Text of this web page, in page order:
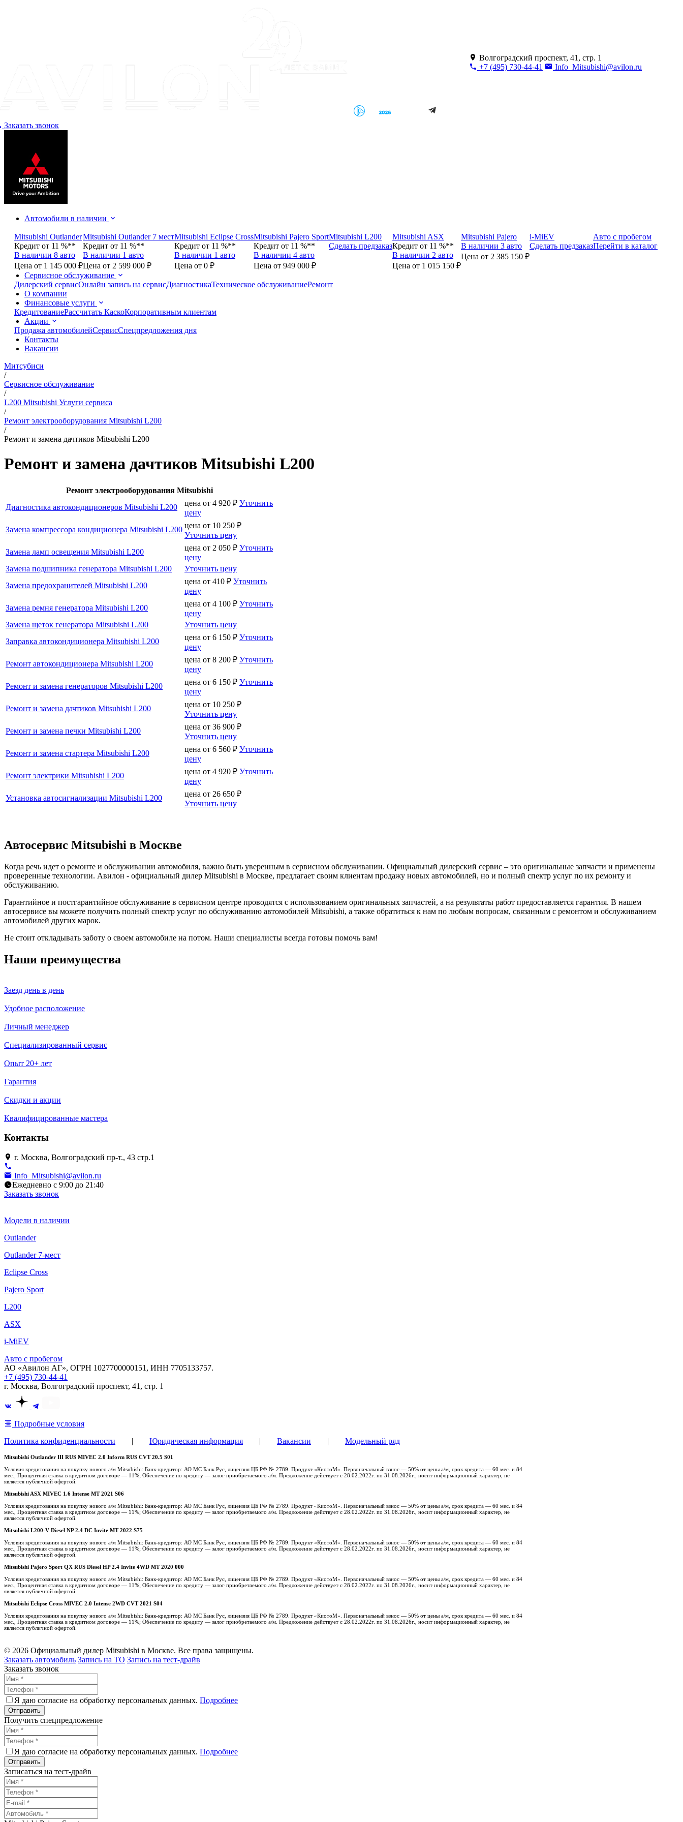
Волгоградский проспект, 41, стр. 1
+7 (495) 730-44-41
Info_Mitsubishi@avilon.ru
Заказать звонок
Автомобили в наличии
Mitsubishi Outlander
Кредит от 11 %**
В наличии 8 авто
Цена от 1 145 000 ₽
Mitsubishi Outlander 7 мест
Кредит от 11 %**
В наличии 1 авто
Цена от 2 599 000 ₽
Mitsubishi Eclipse Cross
Кредит от 11 %**
В наличии 1 авто
Цена от 0 ₽
Mitsubishi Pajero Sport
Кредит от 11 %**
В наличии 4 авто
Цена от 949 000 ₽
Mitsubishi L200
Сделать предзаказ
Mitsubishi ASX
Кредит от 11 %**
В наличии 2 авто
Цена от 1 015 150 ₽
Mitsubishi Pajero
В наличии 3 авто
Цена от 2 385 150 ₽
i-MiEV
Сделать предзаказ
Авто с пробегом
Перейти в каталог
Сервисное обслуживание
Дилерский сервисОнлайн запись на сервисДиагностикаТехническое обслуживаниеРемонт
О компании
Финансовые услуги
КредитованиеРассчитать КаскоКорпоративным клиентам
Акции
Продажа автомобилейСервисСпецпредложения дня
Контакты
Вакансии
Митсубиси
/
Сервисное обслуживание
/
L200 Mitsubishi Услуги сервиса
/
Ремонт электрооборудования Mitsubishi L200
/
Ремонт и замена дачтиков Mitsubishi L200
Ремонт и замена дачтиков Mitsubishi L200
Ремонт электрооборудования Mitsubishi
Диагностика автокондиционеров Mitsubishi L200
цена от 4 920 ₽ Уточнить
цену
Замена компрессора кондиционера Mitsubishi L200 цена от 10 250 ₽
Уточнить цену
Замена ламп освещения Mitsubishi L200
цена от 2 050 ₽ Уточнить
цену
Замена подшипника генератора Mitsubishi L200
Уточнить цену
Замена предохранителей Mitsubishi L200
цена от 410 ₽ Уточнить
цену
Замена ремня генератора Mitsubishi L200
цена от 4 100 ₽ Уточнить
цену
Замена щеток генератора Mitsubishi L200
Уточнить цену
Заправка автокондиционера Mitsubishi L200
цена от 6 150 ₽ Уточнить
цену
Ремонт автокондиционера Mitsubishi L200
цена от 8 200 ₽ Уточнить
цену
Ремонт и замена генераторов Mitsubishi L200
цена от 6 150 ₽ Уточнить
цену
Ремонт и замена дачтиков Mitsubishi L200
цена от 10 250 ₽
Уточнить цену
Ремонт и замена печки Mitsubishi L200
цена от 36 900 ₽
Уточнить цену
Ремонт и замена стартера Mitsubishi L200
цена от 6 560 ₽ Уточнить
цену
Ремонт электрики Mitsubishi L200
цена от 4 920 ₽ Уточнить
цену
Установка автосигнализации Mitsubishi L200
цена от 26 650 ₽
Уточнить цену
Автосервис Mitsubishi в Москве
Когда речь идет о ремонте и обслуживании автомобиля, важно быть уверенным в сервисном обслуживании. Официальный дилерский сервис – это оригинальные запчасти и применены
проверенные технологии. Авилон - официальный дилер Mitsubishi в Москве, предлагает своим клиентам продажу новых автомобилей, но и полный спектр услуг по их ремонту и
обслуживанию.
Гарантийное и постгарантийное обслуживание в сервисном центре проводятся с использованием оригинальных запчастей, а на результаты работ предоставляется гарантия. В нашем
автосервисе вы можете получить полный спектр услуг по обслуживанию автомобилей Mitsubishi, а также обратиться к нам по любым вопросам, связанным с ремонтом и обслуживанием
автомобилей других марок.
Не стоит откладывать заботу о своем автомобиле на потом. Наши специалисты всегда готовы помочь вам!
Наши преимущества
Заезд день в день
Удобное расположение
Личный менеджер
Специализированный сервис
Опыт 20+ лет
Гарантия
Скидки и акции
Квалифицированные мастера
Контакты
г. Москва, Волгоградский пр-т., 43 стр.1
Info_Mitsubishi@avilon.ru
Ежедневно с 9:00 до 21:40
Заказать звонок
Модели в наличии
Outlander
Outlander 7-мест
Eclipse Cross
Pajero Sport
L200
ASX
i-MiEV
Авто с пробегом
АО «Авилон АГ», ОГРН 1027700000151, ИНН 7705133757.
+7 (495) 730-44-41
г. Москва, Волгоградский проспект, 41, стр. 1
Подробные условия
Политика конфиденциальности | Юридическая информация | Вакансии | Модельный ряд
Mitsubishi Outlander III RUS MIVEC 2.0 Inform RUS CVT 20.5 S01
Условия кредитования на покупку нового а/м Mitsubishi: Банк-кредитор: АО МС Банк Рус, лицензия ЦБ РФ № 2789. Продукт «КиотоМ». Первоначальный взнос — 50% от цены а/м, срок кредита — 60 мес. и 84
мес., Процентная ставка в кредитном договоре — 11%; Обеспечение по кредиту — залог приобретаемого а/м. Предложение действует с 28.02.2022г. по 31.08.2026г., носит информационный характер, не
является публичной офертой.
Mitsubishi ASX MIVEC 1.6 Intense MT 2021 S06
Условия кредитования на покупку нового а/м Mitsubishi: Банк-кредитор: АО МС Банк Рус, лицензия ЦБ РФ № 2789. Продукт «КиотоМ». Первоначальный взнос — 50% от цены а/м, срок кредита — 60 мес. и 84
мес., Процентная ставка в кредитном договоре — 11%; Обеспечение по кредиту — залог приобретаемого а/м. Предложение действует с 28.02.2022г. по 31.08.2026г., носит информационный характер, не
является публичной офертой.
Mitsubishi L200-V Diesel NP 2.4 DC Invite MT 2022 S75
Условия кредитования на покупку нового а/м Mitsubishi: Банк-кредитор: АО МС Банк Рус, лицензия ЦБ РФ № 2789. Продукт «КиотоМ». Первоначальный взнос — 50% от цены а/м, срок кредита — 60 мес. и 84
мес., Процентная ставка в кредитном договоре — 11%; Обеспечение по кредиту — залог приобретаемого а/м. Предложение действует с 28.02.2022г. по 31.08.2026г., носит информационный характер, не
является публичной офертой.
Mitsubishi Pajero Sport QX RUS Diesel HP 2.4 Invite 4WD MT 2020 000
Условия кредитования на покупку нового а/м Mitsubishi: Банк-кредитор: АО МС Банк Рус, лицензия ЦБ РФ № 2789. Продукт «КиотоМ». Первоначальный взнос — 50% от цены а/м, срок кредита — 60 мес. и 84
мес., Процентная ставка в кредитном договоре — 11%; Обеспечение по кредиту — залог приобретаемого а/м. Предложение действует с 28.02.2022г. по 31.08.2026г., носит информационный характер, не
является публичной офертой.
Mitsubishi Eclipse Cross MIVEC 2.0 Intense 2WD CVT 2021 S04
Условия кредитования на покупку нового а/м Mitsubishi: Банк-кредитор: АО МС Банк Рус, лицензия ЦБ РФ № 2789. Продукт «КиотоМ». Первоначальный взнос — 50% от цены а/м, срок кредита — 60 мес. и 84
мес., Процентная ставка в кредитном договоре — 11%; Обеспечение по кредиту — залог приобретаемого а/м. Предложение действует с 28.02.2022г. по 31.08.2026г., носит информационный характер, не
является публичной офертой.
© 2026 Официальный дилер Mitsubishi в Москве. Все права защищены.
Заказать автомобиль Запись на ТО Запись на тест-драйв
Заказать звонок
Я даю согласие на обработку персональных данных. Подробнее
Получить спецпредложение
Я даю согласие на обработку персональных данных. Подробнее
Записаться на тест-драйв